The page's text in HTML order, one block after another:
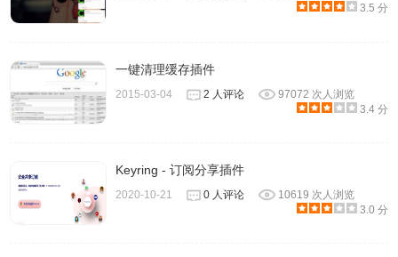
3.5 分
一键清理缓存插件
2015-03-04 2 人评论
97072 次人浏览
3.4 分
Keyring - 订阅分享插件
2020-10-21 0 人评论
10619 次人浏览
3.0 分